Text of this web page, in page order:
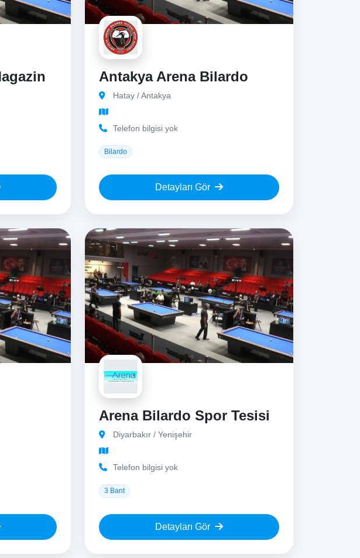
Antakya Arena Bilardo
Hatay / Antakya
Telefon bilgisi yok
Bilardo
Detayları Gör
Arena Bilardo Spor Tesisi
Diyarbakır / Yenişehir
Telefon bilgisi yok
3 Bant
Detayları Gör